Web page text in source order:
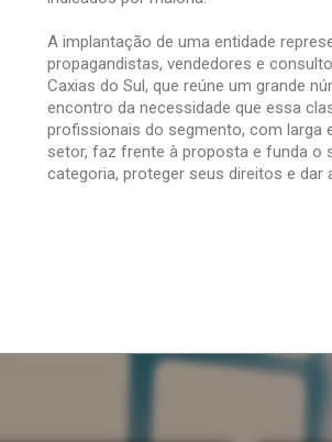
A implantação de uma entidade
propagandistas, vendedores e
Caxias do Sul, que reúne um grande
encontro da necessidade que essa
profissionais do segmento, com larga
setor, faz frente à proposta e funda o
categoria, proteger seus direitos e